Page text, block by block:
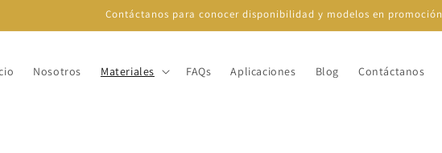
Contáctanos para conocer disponibilidad y modelos en promoción
Nosotros Materiales FAQs Aplicaciones Blog Contáctanos